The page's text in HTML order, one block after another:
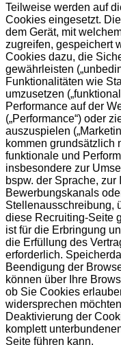
Teilweise werden auf
Cookies eingesetzt.
dem Gerät, mit
zugreifen, gespeichert
Cookies dazu, die
gewährleisten
Funktionalitäten wie
umzusetzen
Performance auf der
(„Performance“) oder
auszuspielen
kommen grundsätzlich
funktionale und
insbesondere zur
bspw. der Sprache,
Bewerbungskanals
Stellenausschreibung,
diese Recruiting-Seite
ist für die Erbringung
die Erfüllung des
erforderlich.
Beendigung der
können über Ihre
ob Sie Cookies
widersprechen
Deaktivierung der
komplett
Seite führen kann.